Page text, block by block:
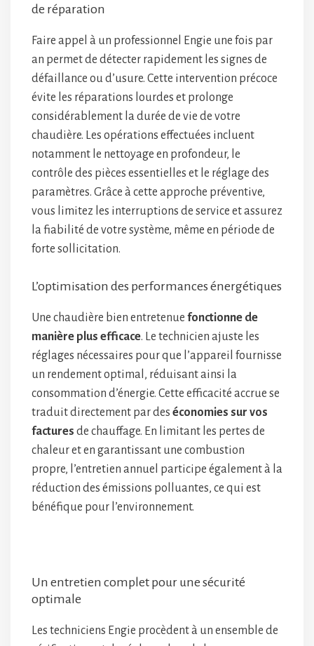
de réparation
Faire appel à un professionnel Engie une fois par
an permet de détecter rapidement les signes de
défaillance ou d’usure. Cette intervention précoce
évite les réparations lourdes et prolonge
considérablement la durée de vie de votre
chaudière. Les opérations effectuées incluent
notamment le nettoyage en profondeur, le
contrôle des pièces essentielles et le réglage des
paramètres. Grâce à cette approche préventive,
vous limitez les interruptions de service et assurez
la fiabilité de votre système, même en période de
forte sollicitation.
L’optimisation des performances énergétiques
Une chaudière bien entretenue fonctionne de
manière plus efficace. Le technicien ajuste les
réglages nécessaires pour que l’appareil fournisse
un rendement optimal, réduisant ainsi la
consommation d’énergie. Cette efficacité accrue se
traduit directement par des économies sur vos
factures de chauffage. En limitant les pertes de
chaleur et en garantissant une combustion
propre, l’entretien annuel participe également à la
réduction des émissions polluantes, ce qui est
bénéfique pour l’environnement.
Un entretien complet pour une sécurité
optimale
Les techniciens Engie procèdent à un ensemble de